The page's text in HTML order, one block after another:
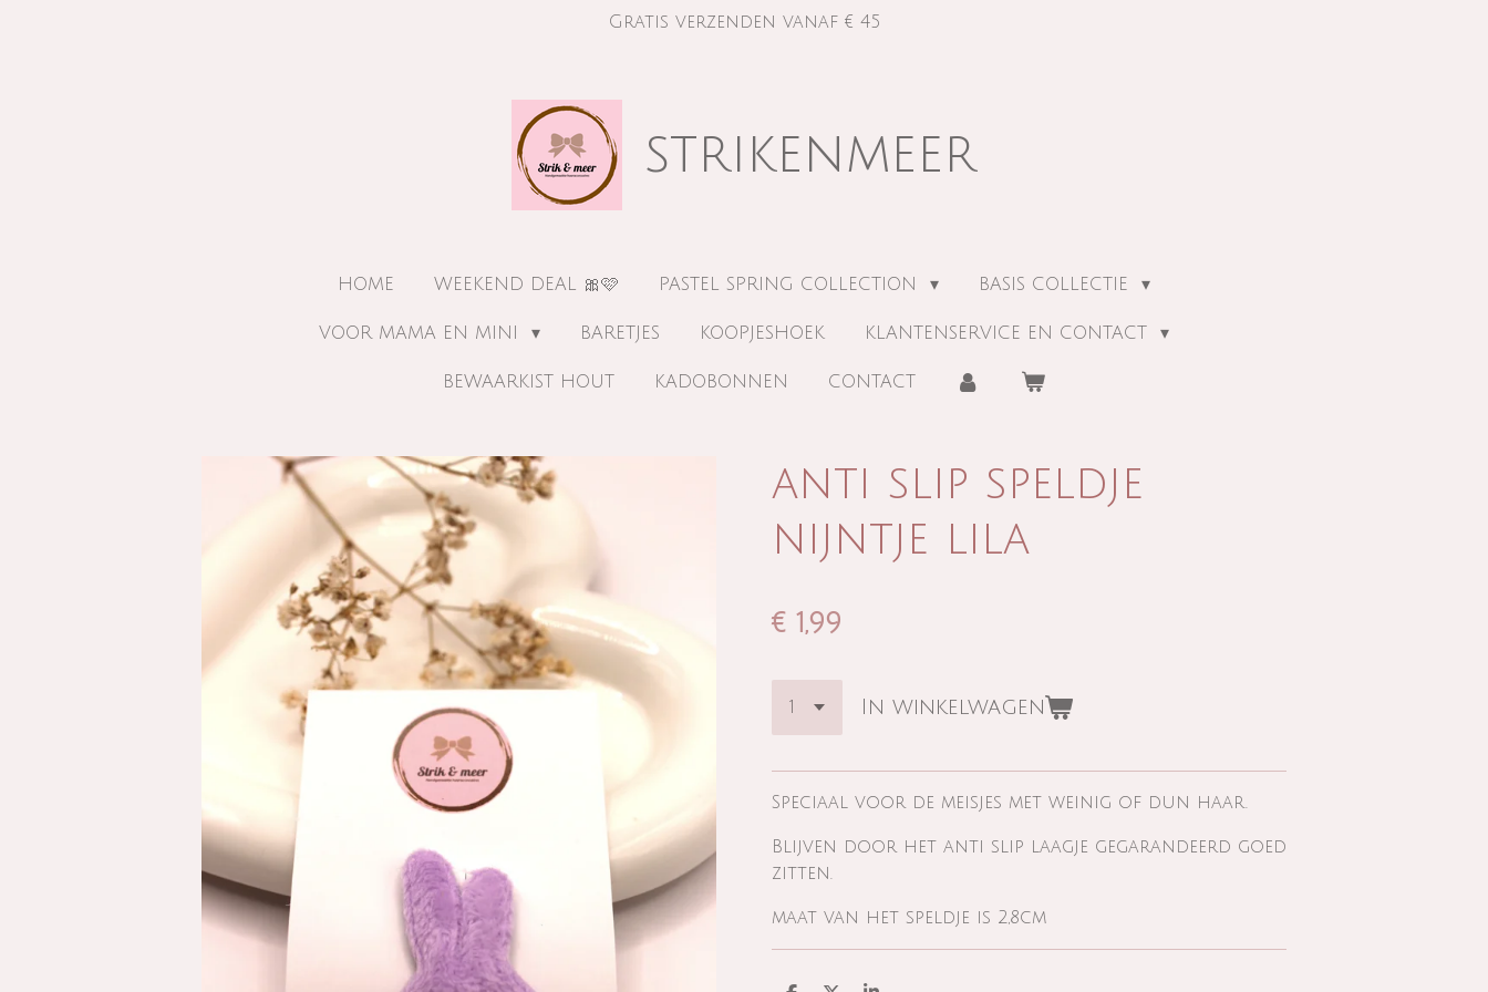
Gratis verzenden vanaf € 45
strikenmeer
HOME WEEKEND DEAL 🎀🩷 PASTEL SPRING COLLECTION BASIS COLLECTIE
VOOR MAMA EN MINI BARETJES KOOPJESHOEK KLANTENSERVICE EN CONTACT
BEWAARKIST HOUT KADOBONNEN CONTACT
anti slip speldje
nijntje lila
€ 1,99
In winkelwagen
Speciaal voor de meisjes met weinig of dun haar.
Blijven door het anti slip laagje gegarandeerd goed
zitten.
maat van het speldje is 2,8cm